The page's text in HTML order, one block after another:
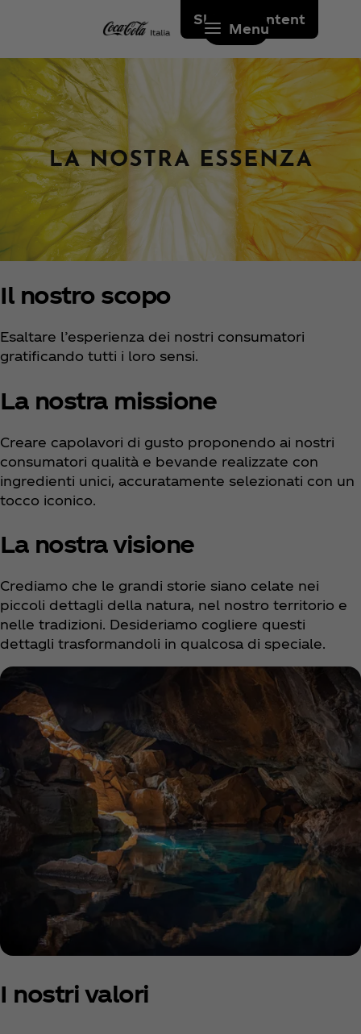
Skip to content
Menu
Il nostro scopo
Esaltare l’esperienza dei nostri consumatori
gratificando tutti i loro sensi.
La nostra missione
Creare capolavori di gusto proponendo ai nostri
consumatori qualità e bevande realizzate con
ingredienti unici, accuratamente selezionati con un
tocco iconico.
La nostra visione
Crediamo che le grandi storie siano celate nei
piccoli dettagli della natura, nel nostro territorio e
nelle tradizioni. Desideriamo cogliere questi
dettagli trasformandoli in qualcosa di speciale.
I nostri valori